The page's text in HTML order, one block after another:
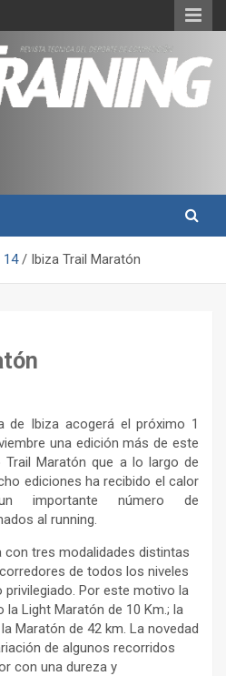
del deporte
14 Ibiza Trail Maratón
de Ibiza acogerá el próximo 1
una edición más de este
Trail Maratón que a lo largo de
ediciones ha recibido el calor
importante número de
al running.
con tres modalidades distintas
de todos los niveles
Por este motivo la
Light Maratón de 10 Km.; la
Maratón de 42 km. La novedad
de algunos recorridos
con una dureza y